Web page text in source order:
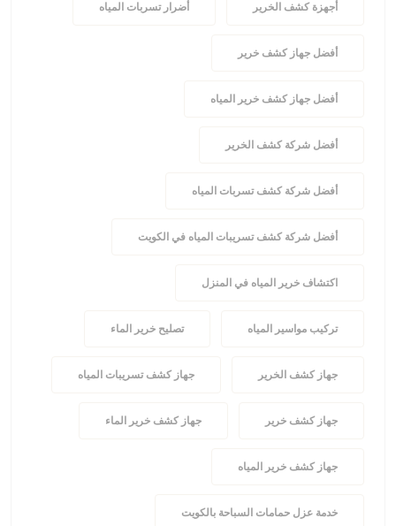
أجهزة كشف الخرير أضرار تسربات المياه
أفضل جهاز كشف خرير
أفضل جهاز كشف خرير المياه
أفضل شركة كشف الخرير
أفضل شركة كشف تسربات المياه
أفضل شركة كشف تسريبات المياه في الكويت
اكتشاف خرير المياه في المنزل
تركيب مواسير المياه تصليح خرير الماء
جهاز كشف الخرير جهاز كشف تسريبات المياه
جهاز كشف خرير جهاز كشف خرير الماء
جهاز كشف خرير المياه
خدمة عزل حمامات السباحة بالكويت